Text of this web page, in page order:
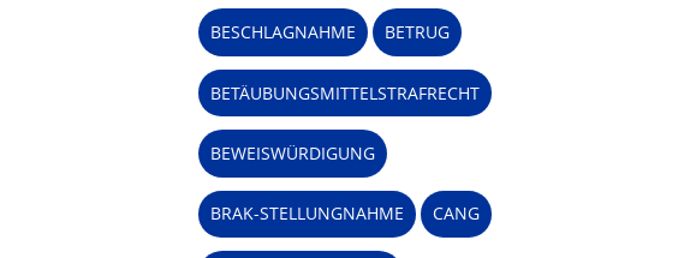
BESCHLAGNAHME BETRUG
BETÄUBUNGSMITTELSTRAFRECHT
BEWEISWÜRDIGUNG
BRAK-STELLUNGNAHME CANG